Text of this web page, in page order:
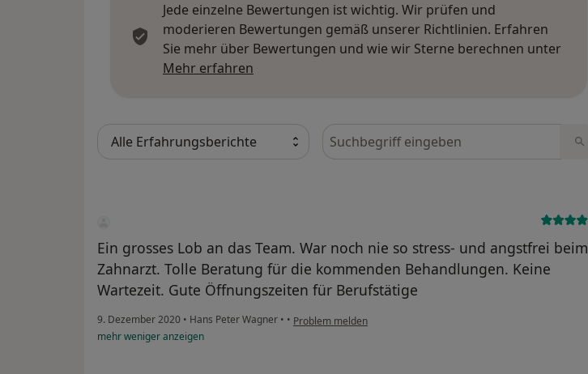
Jede einzelne Bewertungen ist wichtig. Wir prüfen und
moderieren Bewertungen gemäß unserer Richtlinien. Erfahren
Sie mehr über Bewertungen und wie wir Sterne berechnen unter
Mehr erfahren
Bewertungen durchsuchen
Ein grosses Lob an das Team. War noch nie so stress- und angstfrei beim
Zahnarzt. Tolle Beratung für die kommenden Behandlungen. Keine
Wartezeit. Gute Öffnungszeiten für Berufstätige
9. Dezember 2020 • Hans Peter Wagner • • Problem melden
mehrwenigeranzeigen